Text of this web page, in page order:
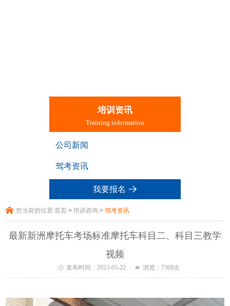
培训资讯
Training information
公司新闻
驾考资讯
我要报名
您当前的位置:首页 >培训咨询 >驾考资讯
最新新洲摩托车考场标准摩托车科目二、科目三教学
视频
发布时间： 2023-05-22 浏览： 7368次